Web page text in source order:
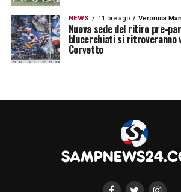
NEWS 11 ore ago Veronica
Nuova sede del ritiro pre-
blucerchiati si ritroveranno
Corvetto